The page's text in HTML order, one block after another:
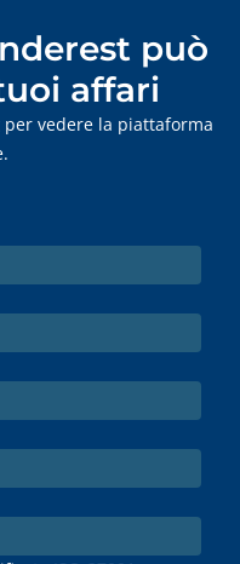
può
affari
vedere la piattaforma